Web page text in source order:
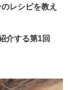
レシピを教え
介する第1回